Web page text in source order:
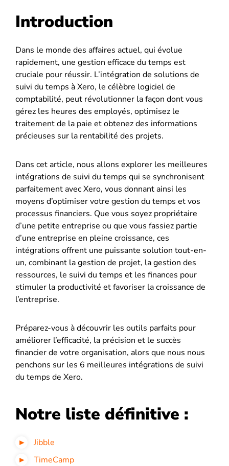
Introduction
Dans le monde des affaires actuel, qui évolue
rapidement, une gestion efficace du temps est
cruciale pour réussir. L’intégration de solutions de
suivi du temps à Xero, le célèbre logiciel de
comptabilité, peut révolutionner la façon dont vous
gérez les heures des employés, optimisez le
traitement de la paie et obtenez des informations
précieuses sur la rentabilité des projets.
Dans cet article, nous allons explorer les meilleures
intégrations de suivi du temps qui se synchronisent
parfaitement avec Xero, vous donnant ainsi les
moyens d’optimiser votre gestion du temps et vos
processus financiers. Que vous soyez propriétaire
d’une petite entreprise ou que vous fassiez partie
d’une entreprise en pleine croissance, ces
intégrations offrent une puissante solution tout-en-
un, combinant la gestion de projet, la gestion des
ressources, le suivi du temps et les finances pour
stimuler la productivité et favoriser la croissance de
l’entreprise.
Préparez-vous à découvrir les outils parfaits pour
améliorer l’efficacité, la précision et le succès
financier de votre organisation, alors que nous nous
penchons sur les 6 meilleures intégrations de suivi
du temps de Xero.
Notre liste définitive :
Jibble
TimeCamp